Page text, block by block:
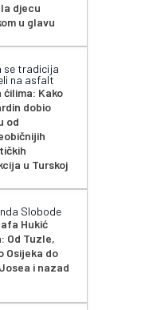
djecu
u glavu
se tradicija
na asfalt
ćilima: Kako
dobio
od
u Turskoj
Slobode
Hukić
Od Tuzle,
Osijeka do
i nazad